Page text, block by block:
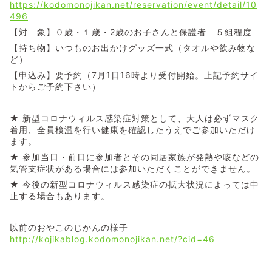
https://kodomonojikan.net/reservation/event/detail/10
496
【対 象】０歳・１歳・2歳のお子さんと保護者 ５組程度
【持ち物】いつものお出かけグッズ一式（タオルや飲み物な
ど）
【申込み】要予約（7月1日16時より受付開始。上記予約サイ
トからご予約下さい）
★ 新型コロナウィルス感染症対策として、大人は必ずマスク
着用、全員検温を行い健康を確認したうえでご参加いただけ
ます。
★ 参加当日・前日に参加者とその同居家族が発熱や咳などの
気管支症状がある場合には参加いただくことができません。
★ 今後の新型コロナウィルス感染症の拡大状況によっては中
止する場合もあります。
以前のおやこのじかんの様子
http://kojikablog.kodomonojikan.net/?cid=46